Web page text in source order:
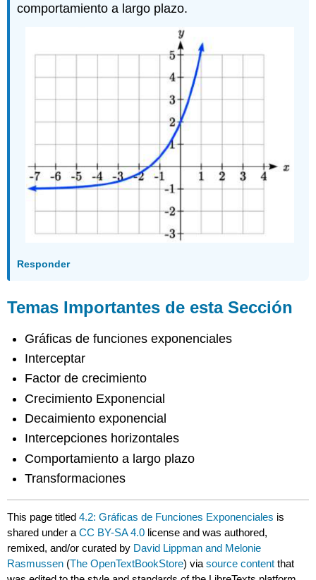
comportamiento a largo plazo.
Responder
Temas Importantes de esta Sección
Gráficas de funciones exponenciales
Interceptar
Factor de crecimiento
Crecimiento Exponencial
Decaimiento exponencial
Intercepciones horizontales
Comportamiento a largo plazo
Transformaciones
This page titled4.2: Gráficas de Funciones Exponenciales is
shared under aCC BY-SA 4.0 license and was authored,
remixed, and/or curated by David Lippman and Melonie
Rasmussen (The OpenTextBookStore) viasource content that